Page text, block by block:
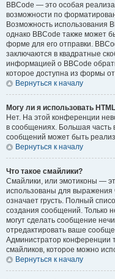
BBCode — это особая
возможности по
Возможность использования
однако BBCode также может
форме для его отправки.
заключаются в квадратные
информацией о BBCode
которое доступна из формы
Вернуться к началу
Могу ли я использовать
Нет. На этой конференции
в сообщениях. Большая
сообщений может быть
Вернуться к началу
Что такое смайлики?
Смайлики, или эмотиконы —
использованы для выражения
означает грусть. Полный
создания сообщений. Только
могут сделать сообщение
отредактировать ваше
Администратор конференции
смайликов, которое можно
Вернуться к началу